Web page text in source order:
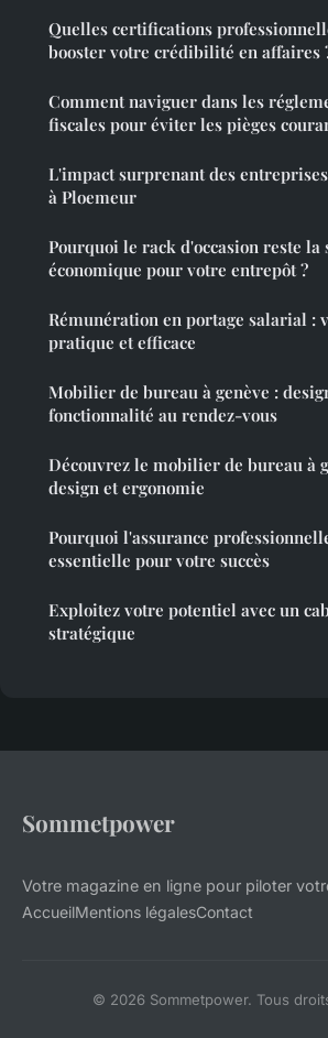
Quelles certifications
booster votre crédibilité en affaires
Comment naviguer dans les
fiscales pour éviter les pièges
L'impact surprenant des
à Ploemeur
Pourquoi le rack d'occasion reste la
économique pour votre entrepôt ?
Rémunération en portage salarial :
pratique et efficace
Mobilier de bureau à genève :
fonctionnalité au rendez-vous
Découvrez le mobilier de bureau à
design et ergonomie
Pourquoi l'assurance
essentielle pour votre succès
Exploitez votre potentiel avec un
stratégique
Sommetpower
Votre magazine en ligne pour piloter
AccueilMentions légalesContact
© 2026 Sommetpower. Tous